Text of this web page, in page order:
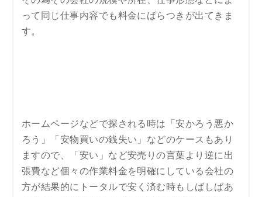
って同じ仕事内容でも料金にばらつきが出てきま
す。
ホームページなどで探される時は「安かろう悪か
ろう」「安物買いの銭失い」などのケースもあり
ますので、「安い」など安売りの言葉より逆に出
張費など個々の作業料金を明確にしている会社の
方が結果的にトータルで安く済む時もしばしばあ